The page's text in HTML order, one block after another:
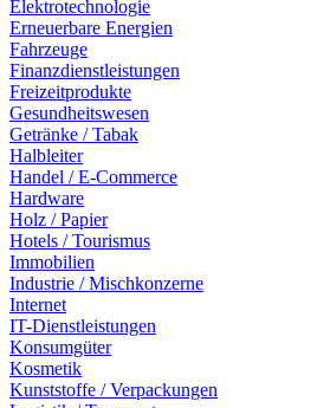
Elektrotechnologie
Erneuerbare Energien
Fahrzeuge
Finanzdienstleistungen
Freizeitprodukte
Gesundheitswesen
Getränke / Tabak
Halbleiter
Handel / E-Commerce
Hardware
Holz / Papier
Hotels / Tourismus
Immobilien
Industrie / Mischkonzerne
Internet
IT-Dienstleistungen
Konsumgüter
Kosmetik
Kunststoffe / Verpackungen